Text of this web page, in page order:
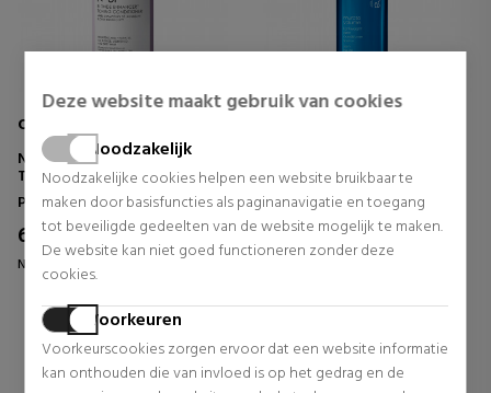
Deze website maakt gebruik van cookies
Noodzakelijk
Noodzakelijke cookies helpen een website bruikbaar te
maken door basisfuncties als paginanavigatie en toegang
tot beveiligde gedeelten van de website mogelijk te maken.
De website kan niet goed functioneren zonder deze
cookies.
Voorkeuren
Voorkeurscookies zorgen ervoor dat een website informatie
kan onthouden die van invloed is op het gedrag en de
OLAPLEX
Nº 5P BLONDE ENHANCER
TONING CONDITIONER
Professionele conditioners
62,35 € 34% UIT.
Normale prijs 95,05 €
Conditioners
36,19 € 38% UIT.